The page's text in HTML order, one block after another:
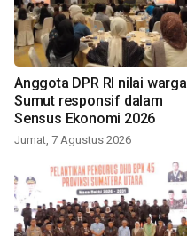
Anggota DPR RI nilai warga
Sumut responsif dalam
Sensus Ekonomi 2026
Jumat, 7 Agustus 2026